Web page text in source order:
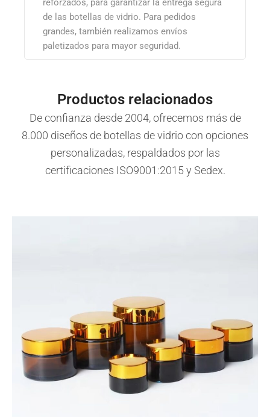
reforzados, para garantizar la entrega segura
de las botellas de vidrio. Para pedidos
grandes, también realizamos envíos
paletizados para mayor seguridad.
Productos relacionados
De confianza desde 2004, ofrecemos más de
8.000 diseños de botellas de vidrio con opciones
personalizadas, respaldados por las
certificaciones ISO9001:2015 y Sedex.